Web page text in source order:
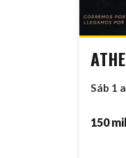
Sáb 1
150